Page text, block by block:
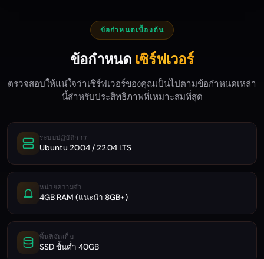
ข้อกำหนดเบื้องต้น
ข้อกำหนด เซิร์ฟเวอร์
ตรวจสอบให้แน่ใจว่าเซิร์ฟเวอร์ของคุณเป็นไปตามข้อกำหนดเหล่า
นี้สำหรับประสิทธิภาพที่เหมาะสมที่สุด
ระบบปฏิบัติการ
Ubuntu 20.04 / 22.04 LTS
หน่วยความจำ
4GB RAM (แนะนำ 8GB+)
พื้นที่จัดเก็บ
SSD ขั้นต่ำ 40GB